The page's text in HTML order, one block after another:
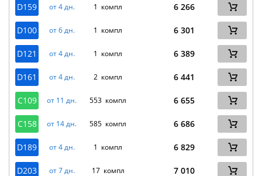
D159
от 4 дн. 1 компл 6 266
D100 от 6 дн. 1 компл 6 301
D121 от 4 дн. 1 компл 6 389
D161 от 4 дн. 2 компл 6 441
C109 от 11 дн. 553 компл 6 655
C158 от 14 дн. 585 компл 6 686
D189 от 4 дн. 1 компл 6 829
D203 от 7 дн. 17 компл 7 010